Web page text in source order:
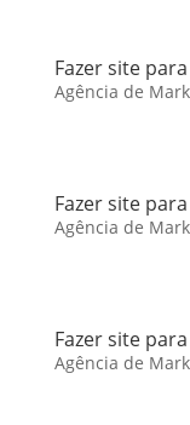
Fazer site
Agência de
Fazer site
Agência de
Fazer site
Agência de